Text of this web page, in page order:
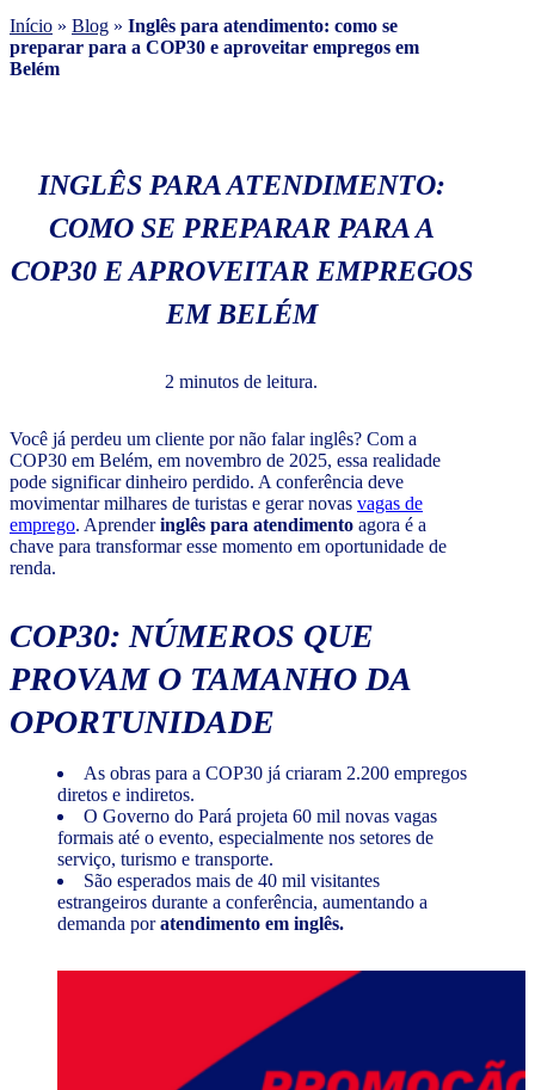
Início » Blog » Inglês para atendimento: como se
preparar para a COP30 e aproveitar empregos em
Belém
INGLÊS PARA ATENDIMENTO:
COMO SE PREPARAR PARA A
COP30 E APROVEITAR EMPREGOS
EM BELÉM
2 minutos de leitura.
Você já perdeu um cliente por não falar inglês? Com a
COP30 em Belém, em novembro de 2025, essa realidade
pode significar dinheiro perdido. A conferência deve
movimentar milhares de turistas e gerar novas vagas de
emprego. Aprenderinglês para atendimento agora é a
chave para transformar esse momento em oportunidade de
renda.
COP30: NÚMEROS QUE
PROVAM O TAMANHO DA
OPORTUNIDADE
As obras para a COP30 já criaram 2.200 empregos
diretos e indiretos.
O Governo do Pará projeta 60 mil novas vagas
formais até o evento, especialmente nos setores de
serviço, turismo e transporte.
São esperados mais de 40 mil visitantes
estrangeiros durante a conferência, aumentando a
demanda poratendimento em inglês.